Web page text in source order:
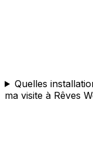
Quelles
ma visite à Rêves